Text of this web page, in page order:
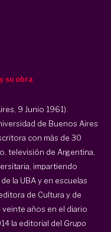
su obra
9 Junio 1961).
de Buenos Aires
con más de 30
televisión de Argentina,
impartiendo
la UBA y en escuelas
de Cultura y de
años en el diario
la editorial del Grupo